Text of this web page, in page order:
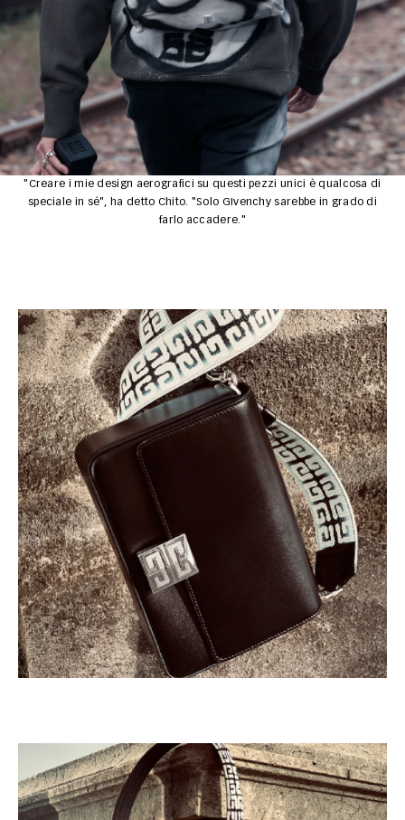
"Creare i mie design aerografici su questi pezzi unici è qualcosa di
speciale in sé", ha detto Chito. "Solo GIvenchy sarebbe in grado di
farlo accadere."